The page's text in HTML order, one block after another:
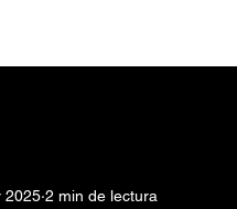
Podcast
2025 2 min de lectura